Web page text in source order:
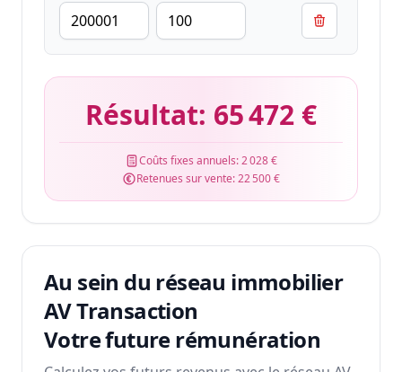
Résultat: 65 472 €
Coûts fixes annuels:2 028 €
Retenues sur vente:22 500 €
Au sein du réseau immobilier
AV Transaction
Votre future rémunération